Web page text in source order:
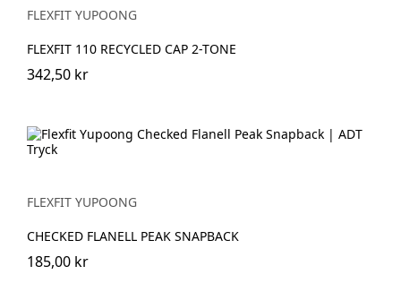
FLEXFIT YUPOONG
FLEXFIT 110 RECYCLED CAP 2-TONE
342,50 kr
FLEXFIT YUPOONG
CHECKED FLANELL PEAK SNAPBACK
185,00 kr